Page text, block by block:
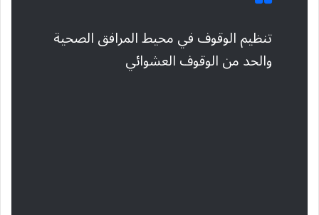
تنظيم الوقوف في محيط المرافق الصحية
والحد من الوقوف العشوائي